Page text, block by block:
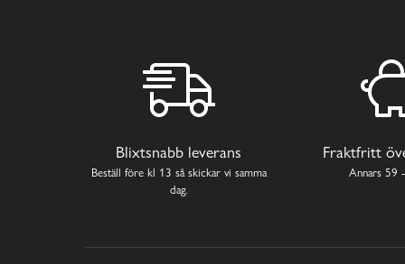
Blixtsnabb leverans
Beställ före kl 13 så skickar vi samma
dag.
Fraktfritt
Annars 59